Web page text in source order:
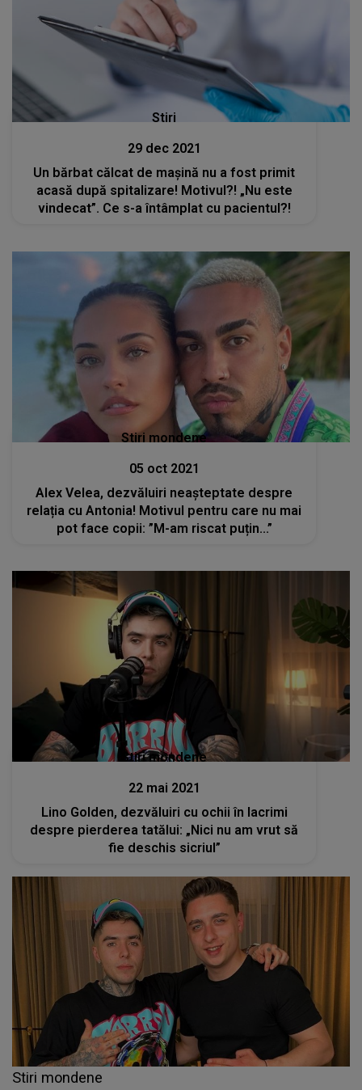
Stiri
29 dec 2021
Un bărbat călcat de mașină nu a fost primit
acasă după spitalizare! Motivul?! „Nu este
vindecat”. Ce s-a întâmplat cu pacientul?!
Stiri mondene
05 oct 2021
Alex Velea, dezvăluiri neașteptate despre
relația cu Antonia! Motivul pentru care nu mai
pot face copii: ”M-am riscat puțin...”
Stiri mondene
22 mai 2021
Lino Golden, dezvăluiri cu ochii în lacrimi
despre pierderea tatălui: „Nici nu am vrut să
fie deschis sicriul”
Stiri mondene